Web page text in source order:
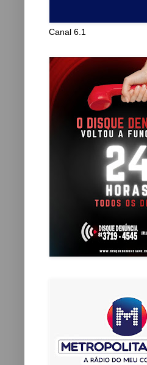
Canal 6.1